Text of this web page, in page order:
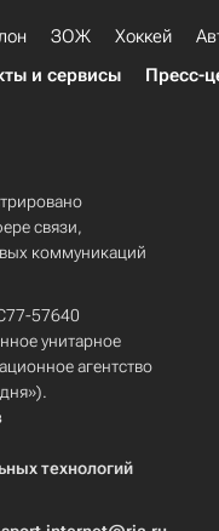
ЗОЖ Хоккей
и сервисы Пресс-
связи,
коммуникаций
57640
унитарное
агентство
технологий